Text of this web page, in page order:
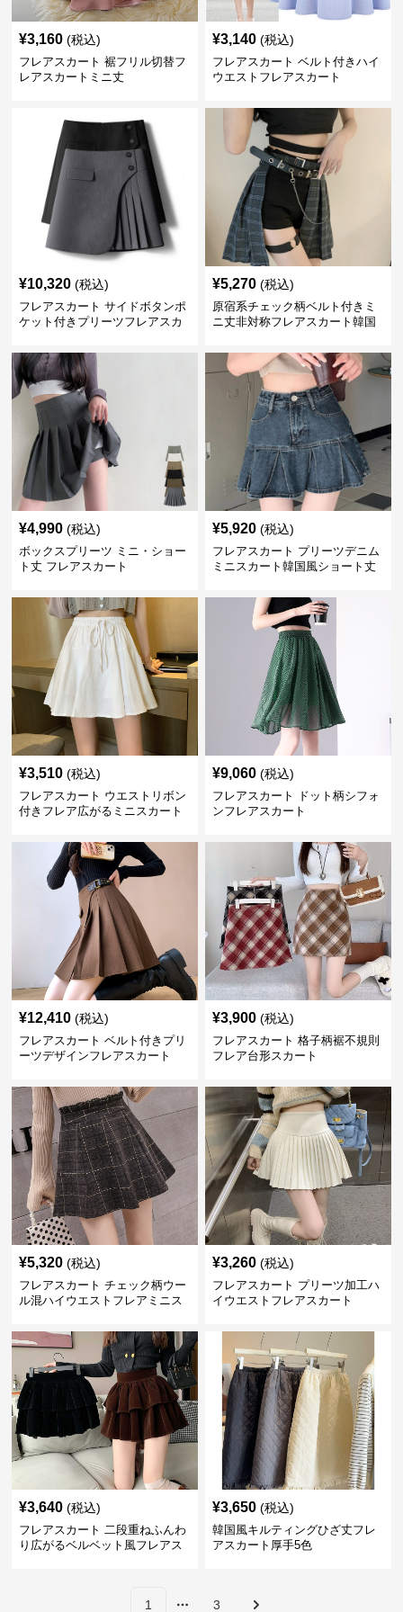
¥3,160 (税込)
フレアスカート 裾フリル切替フ
レアスカートミニ丈
¥3,140 (税込)
フレアスカート ベルト付きハイ
ウエストフレアスカート
¥10,320 (税込)
フレアスカート サイドボタンポ
ケット付きプリーツフレアスカ
¥5,270 (税込)
原宿系チェック柄ベルト付きミ
ニ丈非対称フレアスカート韓国
¥4,990 (税込)
ボックスプリーツ ミニ・ショー
ト丈 フレアスカート
¥5,920 (税込)
フレアスカート プリーツデニム
ミニスカート韓国風ショート丈
¥3,510 (税込)
フレアスカート ウエストリボン
付きフレア広がるミニスカート
¥9,060 (税込)
フレアスカート ドット柄シフォ
ンフレアスカート
¥12,410 (税込)
フレアスカート ベルト付きプリ
ーツデザインフレアスカート
¥3,900 (税込)
フレアスカート 格子柄裾不規則
フレア台形スカート
¥5,320 (税込)
フレアスカート チェック柄ウー
ル混ハイウエストフレアミニス
¥3,260 (税込)
フレアスカート プリーツ加工ハ
イウエストフレアスカート
¥3,640 (税込)
フレアスカート 二段重ねふんわ
り広がるベルベット風フレアス
¥3,650 (税込)
韓国風キルティングひざ丈フレ
アスカート厚手5色
1 3